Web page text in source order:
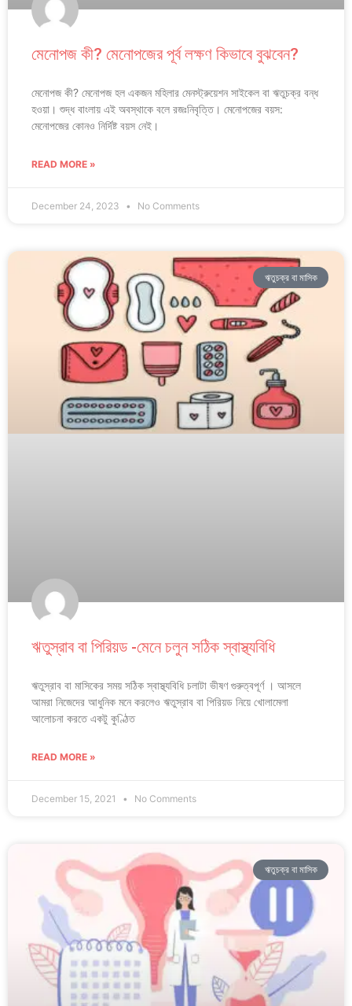
মেনোপজ কী? মেনোপজের পূর্ব লক্ষণ কিভাবে বুঝবেন?
মেনোপজ কী? মেনোপজ হল একজন মহিলার মেনস্ট্রুয়েশন সাইকেল বা ঋতুচক্র বন্ধ
হওয়া। শুদ্ধ বাংলায় এই অবস্থাকে বলে রজঃনিবৃত্তি। মেনোপজের বয়স:
মেনোপজের কোনও নির্দিষ্ট বয়স নেই।
READ MORE »
December 24, 2023 No Comments
ঋতুচক্র বা মাসিক
ঋতুস্রাব বা পিরিয়ড -মেনে চলুন সঠিক স্বাস্থ্যবিধি
ঋতুস্রাব বা মাসিকের সময় সঠিক স্বাস্থ্যবিধি চলাটা ভীষণ গুরুত্বপূর্ণ । আসলে
আমরা নিজেদের আধুনিক মনে করলেও ঋতুস্রাব বা পিরিয়ড নিয়ে খোলামেলা
আলোচনা করতে একটু কুণ্ঠিত
READ MORE »
December 15, 2021 No Comments
ঋতুচক্র বা মাসিক